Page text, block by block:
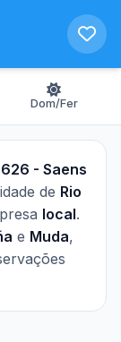
Dom/Fer
- Saens
de Rio
local.
e Muda,